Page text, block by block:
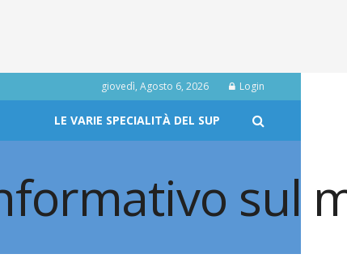
giovedì, Agosto 6, 2026 Login
LE VARIE SPECIALITÀ DEL SUP